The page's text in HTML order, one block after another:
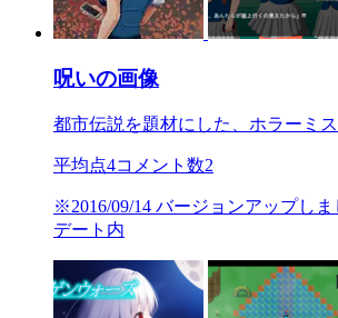
呪いの画像
都市伝説を題材にした、ホラーミ
平均点4コメント数2
※2016/09/14 バージョンアップし
デート内